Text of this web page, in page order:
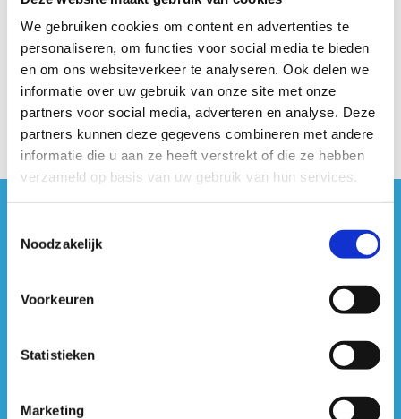
We gebruiken cookies om content en advertenties te
personaliseren, om functies voor social media te bieden
en om ons websiteverkeer te analyseren. Ook delen we
informatie over uw gebruik van onze site met onze
partners voor social media, adverteren en analyse. Deze
partners kunnen deze gegevens combineren met andere
informatie die u aan ze heeft verstrekt of die ze hebben
verzameld op basis van uw gebruik van hun services.
Noodzakelijk
Voorkeuren
Statistieken
Marketing
Lees hier onze algemene voorwaarden
#sportersbelevenmeer